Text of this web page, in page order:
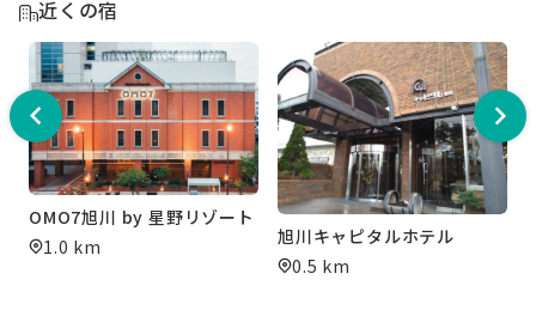
近くの宿
OMO7旭川 by 星野リゾート
1.0 km
旭川キャピタルホテル
0.5 km